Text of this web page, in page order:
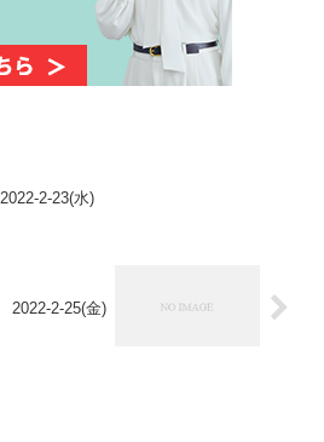
2022-2-23(水)
2022-2-25(金)